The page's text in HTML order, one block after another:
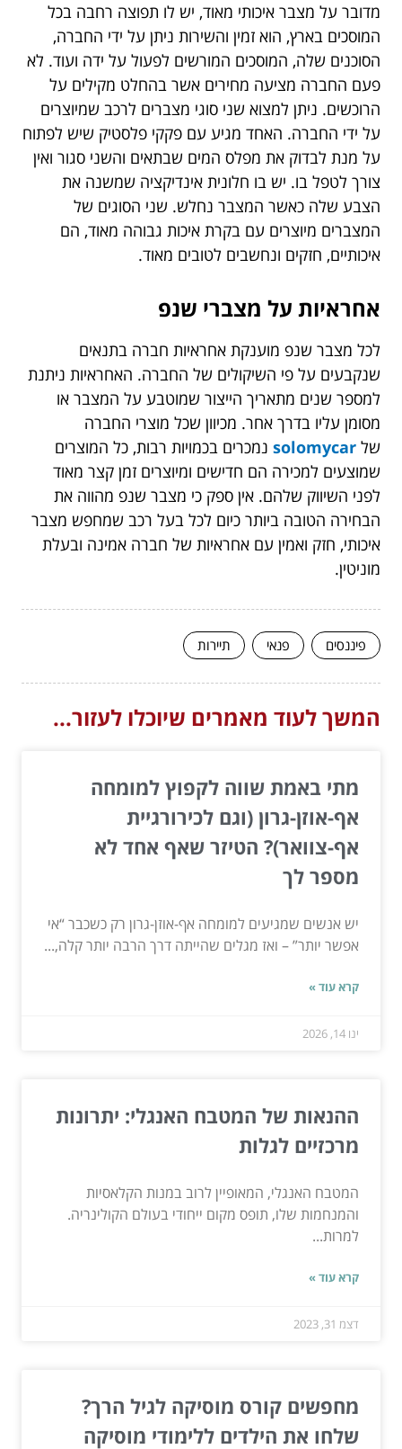
מדובר על מצבר איכותי מאוד, יש לו תפוצה רחבה בכל
המוסכים בארץ, הוא זמין והשירות ניתן על ידי החברה,
הסוכנים שלה, המוסכים המורשים לפעול על ידה ועוד. לא
פעם החברה מציעה מחירים אשר בהחלט מקילים על
הרוכשים. ניתן למצוא שני סוגי מצברים לרכב שמיוצרים
על ידי החברה. האחד מגיע עם פקקי פלסטיק שיש לפתוח
על מנת לבדוק את מפלס המים שבתאים והשני סגור ואין
צורך לטפל בו. יש בו חלונית אינדיקציה שמשנה את
הצבע שלה כאשר המצבר נחלש. שני הסוגים של
המצברים מיוצרים עם בקרת איכות גבוהה מאוד, הם
איכותיים, חזקים ונחשבים לטובים מאוד.
אחראיות על מצברי שנפ
לכל מצבר שנפ מוענקת אחראיות חברה בתנאים
שנקבעים על פי השיקולים של החברה. האחראיות ניתנת
למספר שנים מתאריך הייצור שמוטבע על המצבר או
מסומן עליו בדרך אחר. מכיוון שכל מוצרי החברה
של solomycar נמכרים בכמויות רבות, כל המוצרים
שמוצעים למכירה הם חדישים ומיוצרים זמן קצר מאוד
לפני השיווק שלהם. אין ספק כי מצבר שנפ מהווה את
הבחירה הטובה ביותר כיום לכל בעל רכב שמחפש מצבר
איכותי, חזק ואמין עם אחראיות של חברה אמינה ובעלת
מוניטין.
פיננסים פנאי תיירות
המשך לעוד מאמרים שיוכלו לעזור...
מתי באמת שווה לקפוץ למומחה
אף-אוזן-גרון (וגם לכירורגיית
אף-צוואר)? הטיזר שאף אחד לא
מספר לך
יש אנשים שמגיעים למומחה אף-אוזן-גרון רק כשכבר “אי
אפשר יותר” – ואז מגלים שהייתה דרך הרבה יותר קלה,...
קרא עוד »
ינו 14, 2026
ההנאות של המטבח האנגלי: יתרונות
מרכזיים לגלות
המטבח האנגלי, המאופיין לרוב במנות הקלאסיות
והמנחמות שלו, תופס מקום ייחודי בעולם הקולינריה.
למרות...
קרא עוד »
דצמ 31, 2023
מחפשים קורס מוסיקה לגיל הרך?
שלחו את הילדים ללימודי מוסיקה